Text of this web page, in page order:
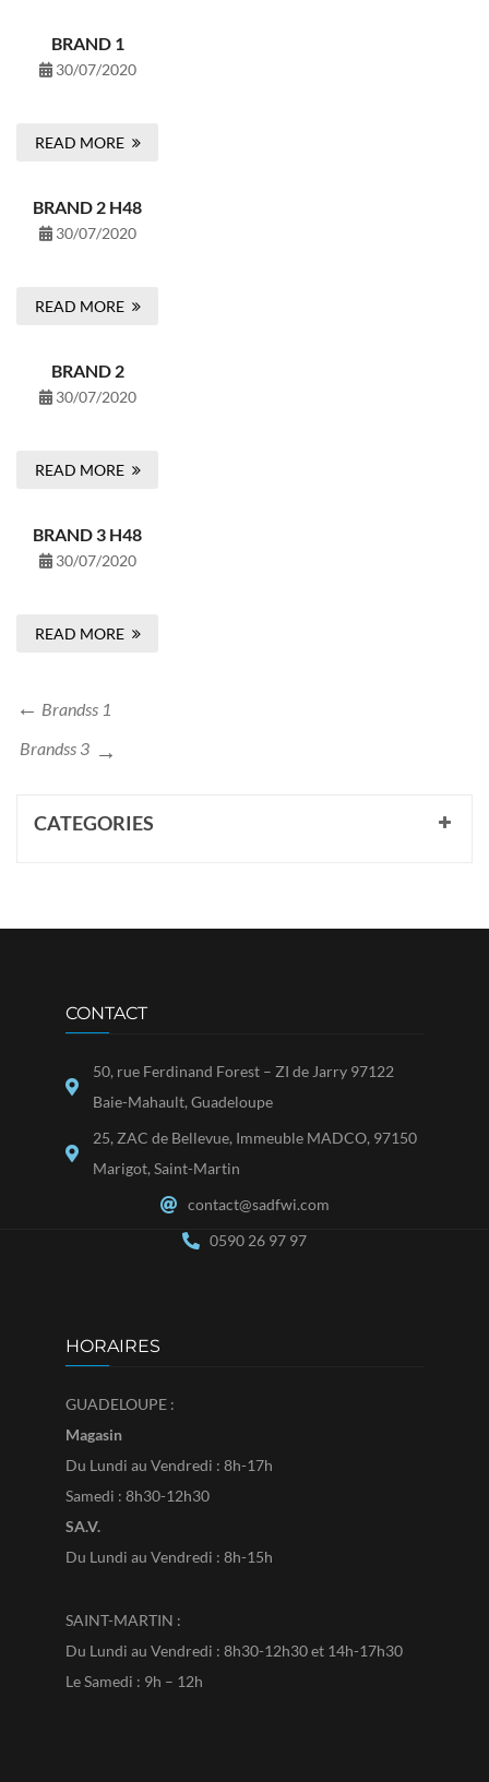
BRAND 1
30/07/2020
READ MORE
BRAND 2 H48
30/07/2020
READ MORE
BRAND 2
30/07/2020
READ MORE
BRAND 3 H48
30/07/2020
READ MORE
Brandss 1
Brandss 3
CATEGORIES
CONTACT
50, rue Ferdinand Forest – ZI de Jarry 97122
Baie-Mahault, Guadeloupe
25, ZAC de Bellevue, Immeuble MADCO, 97150
Marigot, Saint-Martin
contact@sadfwi.com
0590 26 97 97
HORAIRES
GUADELOUPE :
Magasin
Du Lundi au Vendredi : 8h-17h
Samedi : 8h30-12h30
SA.V.
Du Lundi au Vendredi : 8h-15h
SAINT-MARTIN :
Du Lundi au Vendredi : 8h30-12h30 et 14h-17h30
Le Samedi : 9h – 12h